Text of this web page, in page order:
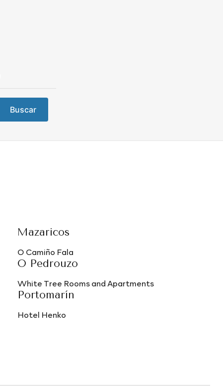
Buscar
Mazaricos
O Camiño Fala
O Pedrouzo
White Tree Rooms and Apartments
Portomarín
Hotel Henko